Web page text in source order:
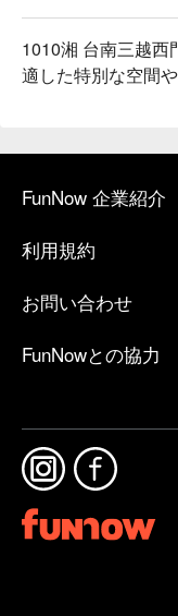
1010湘 台南三越西
適した特別な空間
FunNow 企業紹介
利用規約
お問い合わせ
FunNowとの協力